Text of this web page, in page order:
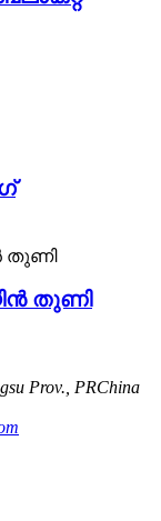
തുണി
Prov., PRChina